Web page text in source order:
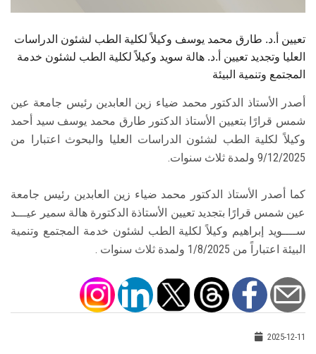
تعيين أ.د. طارق محمد يوسف وكيلاً لكلية الطب لشئون الدراسات
العليا وتجديد تعيين أ.د. هالة سويد وكيلاً لكلية الطب لشئون خدمة
المجتمع وتنمية البيئة
أصدر الأستاذ الدكتور محمد ضياء زين العابدين رئيس جامعة عين
شمس قرارًا بتعيين الأستاذ الدكتور طارق محمد يوسف سيد أحمد
وكيلاً لكلية الطب لشئون الدراسات العليا والبحوث اعتبارا من
9/12/2025 ولمدة ثلاث سنوات.
كما أصدر الأستاذ الدكتور محمد ضياء زين العابدين رئيس جامعة
عين شمس قرارًا بتجديد تعيين الأستاذة الدكتورة هالة سمير عيـــد
ســــويد إبراهيم وكيلاً لكلية الطب لشئون خدمة المجتمع وتنمية
البيئة اعتباراً من 1/8/2025 ولمدة ثلاث سنوات .
2025-12-11